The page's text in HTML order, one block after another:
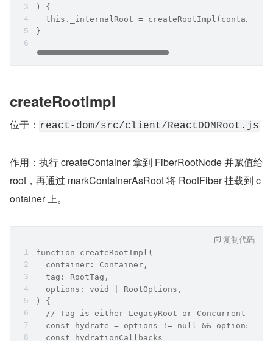
) {
this._internalRoot = createRootImpl(container,
}
createRootImpl
位于： react-dom/src/client/ReactDOMRoot.js
作用：执行 createContainer 拿到 FiberRootNode 并赋值给
root，再通过 markContainerAsRoot 将 RootFiber 挂载到 c
ontainer 上。
function createRootImpl(
  container: Container,
  tag: RootTag,
  options: void | RootOptions,
) {
  // Tag is either LegacyRoot or Concurrent Root
const hydrate = options != null &&
  const hydrationCallbacks =
复制代码